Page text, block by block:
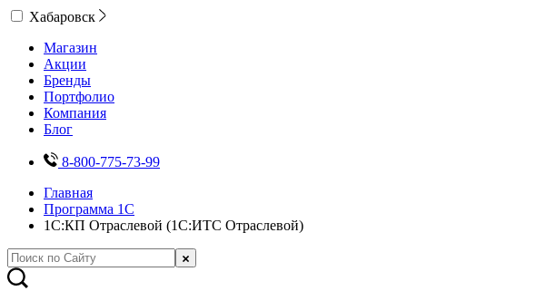
Хабаровск
Магазин
Акции
Бренды
Портфолио
Компания
Блог
8-800-775-73-99
Главная
Программа 1С
1С:КП Отраслевой (1С:ИТС Отраслевой)